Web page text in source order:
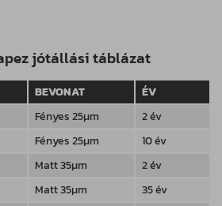
jótállási táblázat
BEVONAT
ÉV
Fényes 25µm
2 év
Fényes 25µm
10 év
Matt 35µm
2 év
Matt 35µm
35 év